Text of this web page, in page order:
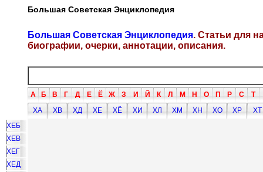
Большая Советская Энциклопедия
Большая Советская Энциклопедия. Статьи для
биографии, очерки, аннотации, описания.
А Б В Г Д Е Ё Ж З И Й К Л М Н О П Р С Т
ХА
ХВ ХД ХЕ ХЁ ХИ ХЛ ХМ ХН ХО ХР
ХТ
ХЕБ
ХЕВ
ХЕГ
ХЕД